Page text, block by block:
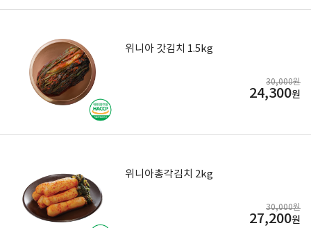
위니아 갓김치 1.5kg
30,000원
24,300원
위니아총각김치 2kg
30,000원
27,200원